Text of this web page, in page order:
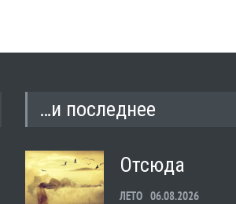
…и последнее
Отсюда
ЛЕТО 06.08.2026